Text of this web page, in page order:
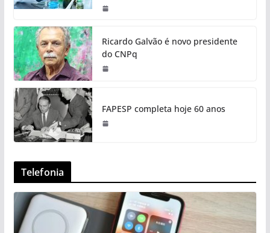
Ricardo Galvão é novo presidente
do CNPq
FAPESP completa hoje 60 anos
Telefonia